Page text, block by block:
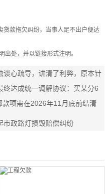
货款拖欠纠纷，当事人足不出户便达
出处，并以链接形式注明。
谈心疏导，讲清了利弊，原本针
达成统一调解协议：买某分6
项需在2026年11月底前结清
市政路灯损毁赔偿纠纷